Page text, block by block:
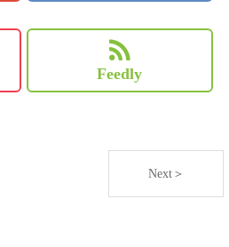
Feedly
Next＞